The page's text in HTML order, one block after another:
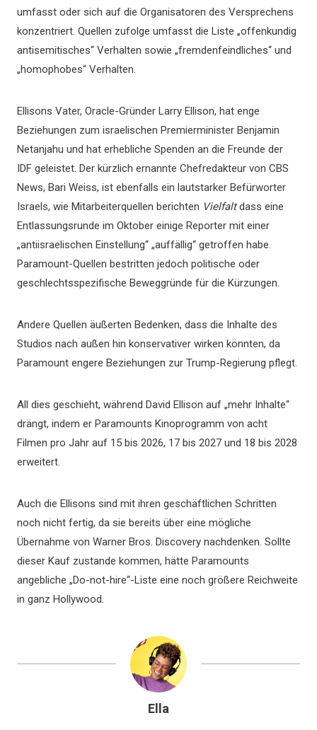
umfasst oder sich auf die Organisatoren des Versprechens
konzentriert. Quellen zufolge umfasst die Liste „offenkundig
antisemitisches“ Verhalten sowie „fremdenfeindliches“ und
„homophobes“ Verhalten.
Ellisons Vater, Oracle-Gründer Larry Ellison, hat enge
Beziehungen zum israelischen Premierminister Benjamin
Netanjahu und hat erhebliche Spenden an die Freunde der
IDF geleistet. Der kürzlich ernannte Chefredakteur von CBS
News, Bari Weiss, ist ebenfalls ein lautstarker Befürworter
Israels, wie Mitarbeiterquellen berichten Vielfaltdass eine
Entlassungsrunde im Oktober einige Reporter mit einer
„antiisraelischen Einstellung“ „auffällig“ getroffen habe.
Paramount-Quellen bestritten jedoch politische oder
geschlechtsspezifische Beweggründe für die Kürzungen.
Andere Quellen äußerten Bedenken, dass die Inhalte des
Studios nach außen hin konservativer wirken könnten, da
Paramount engere Beziehungen zur Trump-Regierung pflegt.
All dies geschieht, während David Ellison auf „mehr Inhalte“
drängt, indem er Paramounts Kinoprogramm von acht
Filmen pro Jahr auf 15 bis 2026, 17 bis 2027 und 18 bis 2028
erweitert.
Auch die Ellisons sind mit ihren geschäftlichen Schritten
noch nicht fertig, da sie bereits über eine mögliche
Übernahme von Warner Bros. Discovery nachdenken. Sollte
dieser Kauf zustande kommen, hätte Paramounts
angebliche „Do-not-hire“-Liste eine noch größere Reichweite
in ganz Hollywood.
Ella